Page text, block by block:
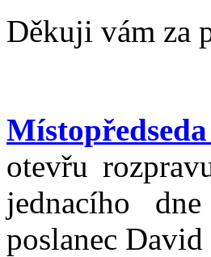
Děkuji vám za
otevřu
jednacího
poslanec David